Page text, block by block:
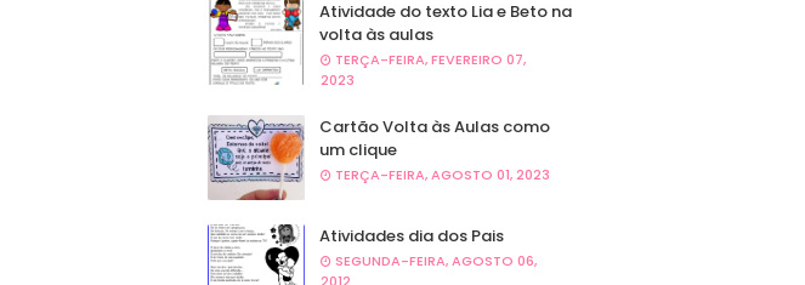
Atividade do texto Lia e Beto na
volta às aulas
TERÇA-FEIRA, FEVEREIRO 07,
2023
Cartão Volta às Aulas como
um clique
TERÇA-FEIRA, AGOSTO 01, 2023
Atividades dia dos Pais
SEGUNDA-FEIRA, AGOSTO 06,